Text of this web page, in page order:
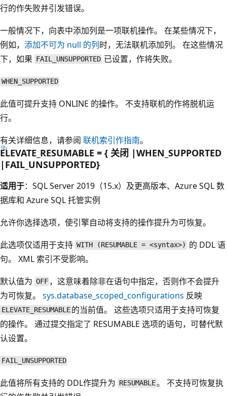
行的作失败并引发错误。
一般情况下，向表中添加列是一项联机操作。 在某些情况下，
例如， 添加不可为 null 的列时，无法联机添加列。 在这些情况
下，如果 FAIL_UNSUPPORTED 已设置，作将失败。
WHEN_SUPPORTED
此值可提升支持 ONLINE 的操作。 不支持联机的作将脱机运
行。
有关详细信息，请参阅 联机索引作指南。
ELEVATE_RESUMABLE = { 关闭 |WHEN_SUPPORTED
|FAIL_UNSUPPORTED}
适用于：SQL Server 2019（15.x）及更高版本、Azure SQL 数
据库和 Azure SQL 托管实例
允许你选择选项，使引擎自动将支持的操作提升为可恢复。
此选项仅适用于支持 WITH (RESUMABLE = <syntax>) 的 DDL 语
句。 XML 索引不受影响。
默认值为 OFF ，这意味着除非在语句中指定，否则作不会提升
为可恢复。 sys.database_scoped_configurations 反映
ELEVATE_RESUMABLE 的当前值。 这些选项只适用于支持可恢复
的操作。 通过提交指定了 RESUMABLE 选项的语句，可替代默
认设置。
FAIL_UNSUPPORTED
此值将所有支持的 DDL作提升为 RESUMABLE。 不支持可恢复执